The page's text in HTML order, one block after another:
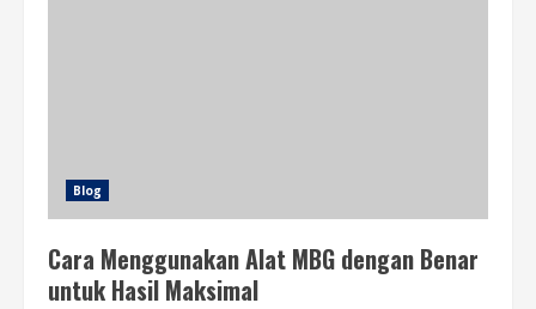
Blog
Cara Menggunakan Alat MBG dengan Benar
untuk Hasil Maksimal